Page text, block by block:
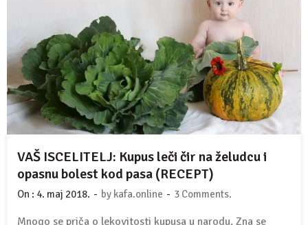
VAŠ ISCELITELJ: Kupus leči čir na želudcu i
opasnu bolest kod pasa (RECEPT)
On : 4. maj 2018. - by kafa.online - 3 Comments.
Mnogo se priča o lekovitosti kupusa u narodu. Zna se